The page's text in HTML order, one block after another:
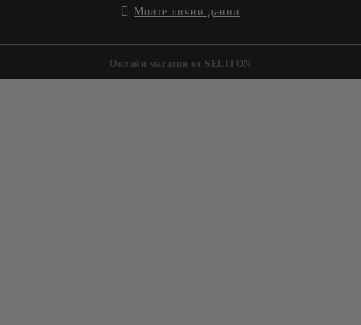
Моите лични данни
Онлайн магазин от SELITON